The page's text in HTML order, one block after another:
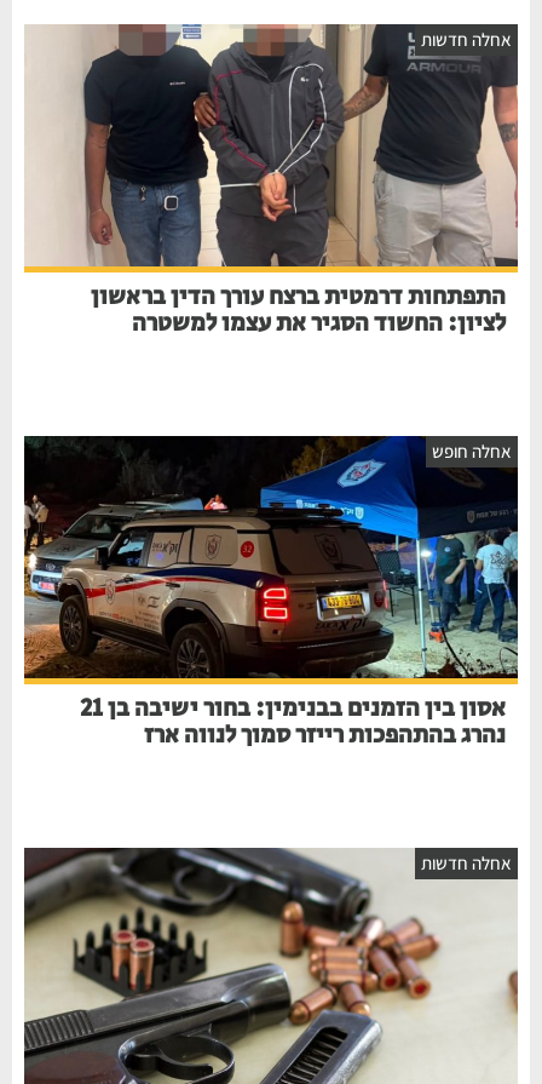
חדשות
התפתחות דרמטית ברצח עורך הדין בראשון
לציון: החשוד הסגיר את עצמו למשטרה
חופש
אסון בין הזמנים בבנימין: בחור ישיבה בן 21
נהרג בהתהפכות רייזר סמוך לנווה ארז
חדשות